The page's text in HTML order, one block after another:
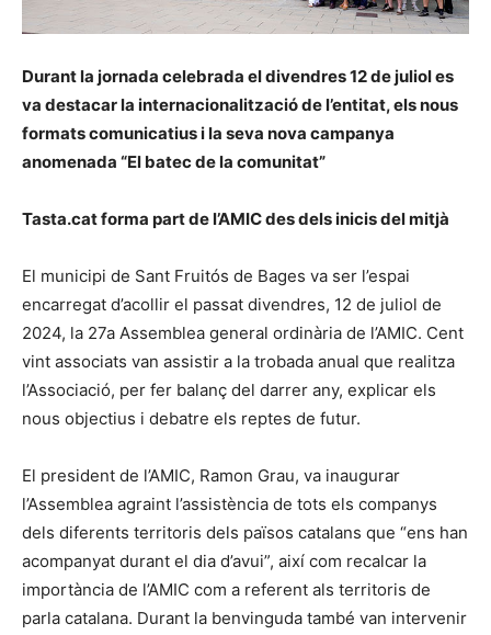
Durant la jornada celebrada el divendres 12 de juliol es
va destacar la internacionalització de l’entitat, els nous
formats comunicatius i la seva nova campanya
anomenada “El batec de la comunitat”
Tasta.cat forma part de l’AMIC des dels inicis del mitjà
El municipi de Sant Fruitós de Bages va ser l’espai
encarregat d’acollir el passat divendres, 12 de juliol de
2024, la 27a Assemblea general ordinària de l’AMIC. Cent
vint associats van assistir a la trobada anual que realitza
l’Associació, per fer balanç del darrer any, explicar els
nous objectius i debatre els reptes de futur.
El president de l’AMIC, Ramon Grau, va inaugurar
l’Assemblea agraint l’assistència de tots els companys
dels diferents territoris dels països catalans que “ens han
acompanyat durant el dia d’avui”, així com recalcar la
importància de l’AMIC com a referent als territoris de
parla catalana. Durant la benvinguda també van intervenir